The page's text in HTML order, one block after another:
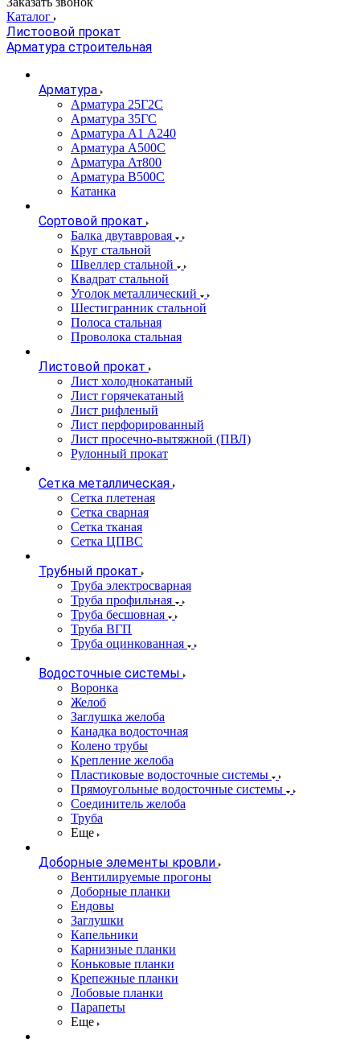
Каталог
Листоовой прокат
Арматура строительная
Арматура
Арматура 25Г2С
Арматура 35ГС
Арматура А1 А240
Арматура А500С
Арматура Ат800
Арматура В500С
Катанка
Сортовой прокат
Балка двутавровая
Круг стальной
Швеллер стальной
Квадрат стальной
Уголок металлический
Шестигранник стальной
Полоса стальная
Проволока стальная
Листовой прокат
Лист холоднокатаный
Лист горячекатаный
Лист рифленый
Лист перфорированный
Лист просечно-вытяжной (ПВЛ)
Рулонный прокат
Сетка металлическая
Сетка плетеная
Сетка сварная
Сетка тканая
Сетка ЦПВС
Трубный прокат
Труба электросварная
Труба профильная
Труба бесшовная
Труба ВГП
Труба оцинкованная
Водосточные системы
Воронка
Желоб
Заглушка желоба
Канадка водосточная
Колено трубы
Крепление желоба
Пластиковые водосточные системы
Прямоугольные водосточные системы
Соединитель желоба
Труба
Еще
Доборные элементы кровли
Вентилируемые прогоны
Доборные планки
Ендовы
Заглушки
Капельники
Карнизные планки
Коньковые планки
Крепежные планки
Лобовые планки
Парапеты
Еще